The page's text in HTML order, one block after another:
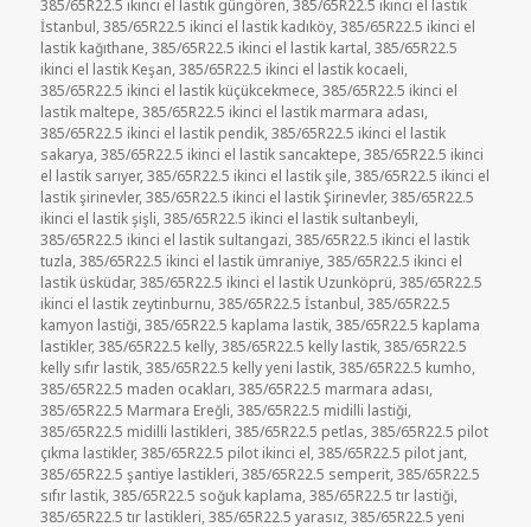
385/65R22.5 ikinci el lastik güngören,385/65R22.5 ikinci el lastik
İstanbul,385/65R22.5 ikinci el lastik kadıköy,385/65R22.5 ikinci el
lastik kağıthane,385/65R22.5 ikinci el lastik kartal,385/65R22.5
ikinci el lastik Keşan,385/65R22.5 ikinci el lastik kocaeli,
385/65R22.5 ikinci el lastik küçükcekmece,385/65R22.5 ikinci el
lastik maltepe,385/65R22.5 ikinci el lastik marmara adası,
385/65R22.5 ikinci el lastik pendik,385/65R22.5 ikinci el lastik
sakarya,385/65R22.5 ikinci el lastik sancaktepe,385/65R22.5 ikinci
el lastik sarıyer,385/65R22.5 ikinci el lastik şile,385/65R22.5 ikinci el
lastik şirinevler,385/65R22.5 ikinci el lastik Şirinevler,385/65R22.5
ikinci el lastik şişli,385/65R22.5 ikinci el lastik sultanbeyli,
385/65R22.5 ikinci el lastik sultangazi,385/65R22.5 ikinci el lastik
tuzla,385/65R22.5 ikinci el lastik ümraniye,385/65R22.5 ikinci el
lastik üsküdar,385/65R22.5 ikinci el lastik Uzunköprü,385/65R22.5
ikinci el lastik zeytinburnu,385/65R22.5 İstanbul,385/65R22.5
kamyon lastiği,385/65R22.5 kaplama lastik,385/65R22.5 kaplama
lastikler,385/65R22.5 kelly,385/65R22.5 kelly lastik,385/65R22.5
kelly sıfır lastik,385/65R22.5 kelly yeni lastik,385/65R22.5 kumho,
385/65R22.5 maden ocakları,385/65R22.5 marmara adası,
385/65R22.5 Marmara Ereğli,385/65R22.5 midilli lastiği,
385/65R22.5 midilli lastikleri,385/65R22.5 petlas,385/65R22.5 pilot
çıkma lastikler,385/65R22.5 pilot ikinci el,385/65R22.5 pilot jant,
385/65R22.5 şantiye lastikleri,385/65R22.5 semperit,385/65R22.5
sıfır lastik,385/65R22.5 soğuk kaplama,385/65R22.5 tır lastiği,
385/65R22.5 tır lastikleri,385/65R22.5 yarasız,385/65R22.5 yeni